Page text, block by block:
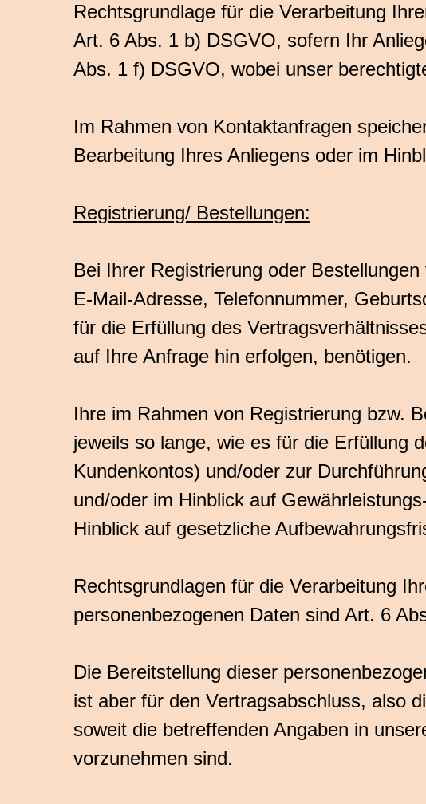
Rechtsgrundlage für die Verarbeitung
Art. 6 Abs. 1 b) DSGVO, sofern Ihr
Abs. 1 f) DSGVO, wobei unser
Im Rahmen von Kontaktanfragen
Bearbeitung Ihres Anliegens oder im
Registrierung/ Bestellungen:
Bei Ihrer Registrierung oder
E-Mail-Adresse, Telefonnummer,
für die Erfüllung des
auf Ihre Anfrage hin erfolgen, benötigen.
Ihre im Rahmen von Registrierung bzw.
jeweils so lange, wie es für die Erfüllung
Kundenkontos) und/oder zur
und/oder im Hinblick auf
Hinblick auf gesetzliche
Rechtsgrundlagen für die Verarbeitung
personenbezogenen Daten sind Art. 6
Die Bereitstellung dieser
ist aber für den Vertragsabschluss, also
soweit die betreffenden Angaben in
vorzunehmen sind.